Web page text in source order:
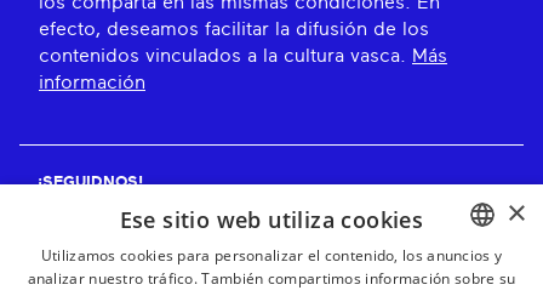
efecto, deseamos facilitar la difusión de los
contenidos vinculados a la cultura vasca. Más
información
¡SEGUIDNOS!
BASQUE
×
Ese sitio web utiliza cookies
Utilizamos cookies para personalizar el contenido, los anuncios y
analizar nuestro tráfico. También compartimos información sobre su